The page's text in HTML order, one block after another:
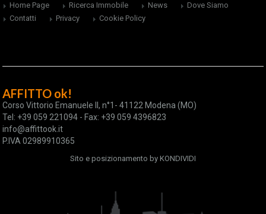
Home Page Ricerca Immobile News
Dove Siamo
Contatti
Privacy Cookie Policy
AFFITTO ok!
Corso Vittorio Emanuele II, n°1- 41122 Modena (MO)
Tel: +39 059 221094 - Fax: +39 059 4396823
info@affittook.it
P.IVA 02989910365
Sito e posizionamento by KONDIVIDI